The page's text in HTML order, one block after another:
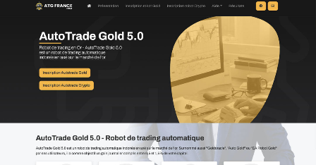
2021|Création du site Internet